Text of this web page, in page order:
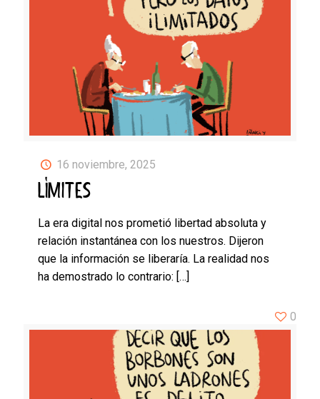
16 noviembre, 2025
LÍMITES
La era digital nos prometió libertad absoluta y
relación instantánea con los nuestros. Dijeron
que la información se liberaría. La realidad nos
ha demostrado lo contrario: […]
0